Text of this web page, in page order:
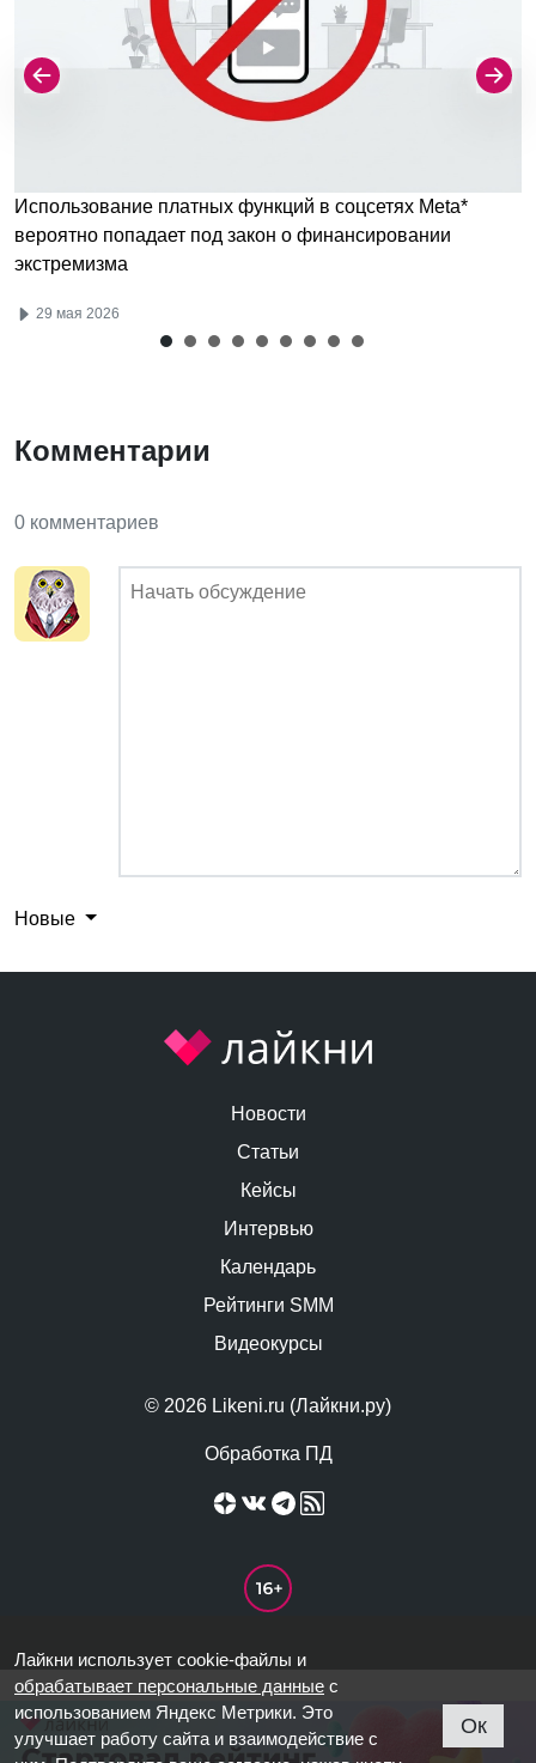
Использование платных функций в соцсетях Meta*
вероятно попадает под закон о финансировании
экстремизма
29 мая 2026
Комментарии
0 комментариев
Новые
© 2026 Likeni.ru (Лайкни.ру)
Обработка ПД
Новости
Статьи
Кейсы
Интервью
Календарь
Рейтинги SMM
Видеокурсы
Лайкни использует cookie-файлы и
обрабатывает персональные данные с
использованием Яндекс Метрики. Это
улучшает работу сайта и взаимодействие с
Ок